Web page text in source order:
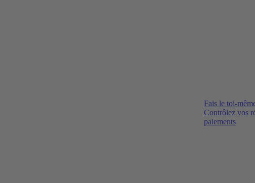
Fais le toi-
Contrôlez vos
paiements